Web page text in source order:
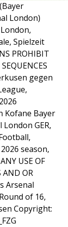
London)
Spielzeit
PROHIBIT
gegen
Kofane Bayer
GER,
season,
USE OF
AND OR
Arsenal
of 16,
Copyright: